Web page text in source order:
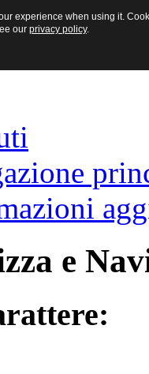
e
experience when using it.
our privacy policy.